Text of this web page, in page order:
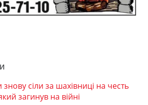
знову сіли за шахівниці на честь
загинув на війні